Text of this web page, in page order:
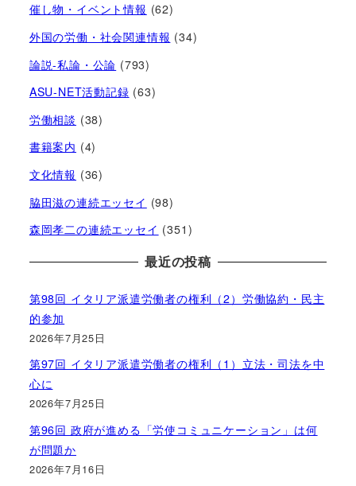
催し物・イベント情報 (62)
外国の労働・社会関連情報 (34)
論説-私論・公論 (793)
ASU-NET活動記録 (63)
労働相談 (38)
書籍案内 (4)
文化情報 (36)
脇田滋の連続エッセイ (98)
森岡孝二の連続エッセイ (351)
最近の投稿
第98回 イタリア派遣労働者の権利（2）労働協約・民主
的参加
2026年7月25日
第97回 イタリア派遣労働者の権利（1）立法・司法を中
心に
2026年7月25日
第96回 政府が進める「労使コミュニケーション」は何
が問題か
2026年7月16日